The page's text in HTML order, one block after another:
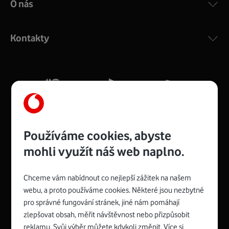
COMPAL CH7465VF
silný signál pro celou domácnost. Kompaktní rozměry 21
Více o COMPAL CH7465VF
Zyxel VMG8623-T50B:
Rozměry modemu jsou 16 x 22 x 7,5 cm (včetně stojánku)
Spojte se s Vodafonem
O nás
Kontakty
Používáme cookies, abyste
mohli využít náš web naplno.
Chceme vám nabídnout co nejlepší zážitek na našem
webu, a proto používáme cookies. Některé jsou nezbytné
pro správné fungování stránek, jiné nám pomáhají
zlepšovat obsah, měřit návštěvnost nebo přizpůsobit
reklamu. Svůj výběr můžete kdykoli změnit. Více si